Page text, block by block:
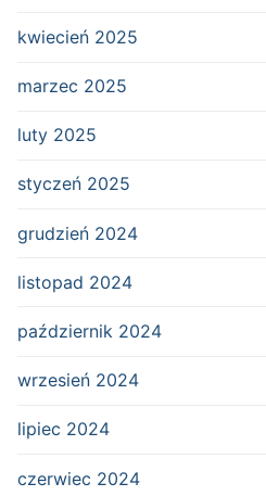
kwiecień 2025
marzec 2025
luty 2025
styczeń 2025
grudzień 2024
listopad 2024
październik 2024
wrzesień 2024
lipiec 2024
czerwiec 2024